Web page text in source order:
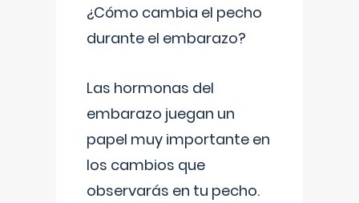
¿Cómo cambia el pecho
durante el embarazo?
Las hormonas del
embarazo juegan un
papel muy importante en
los cambios que
observarás en tu pecho.